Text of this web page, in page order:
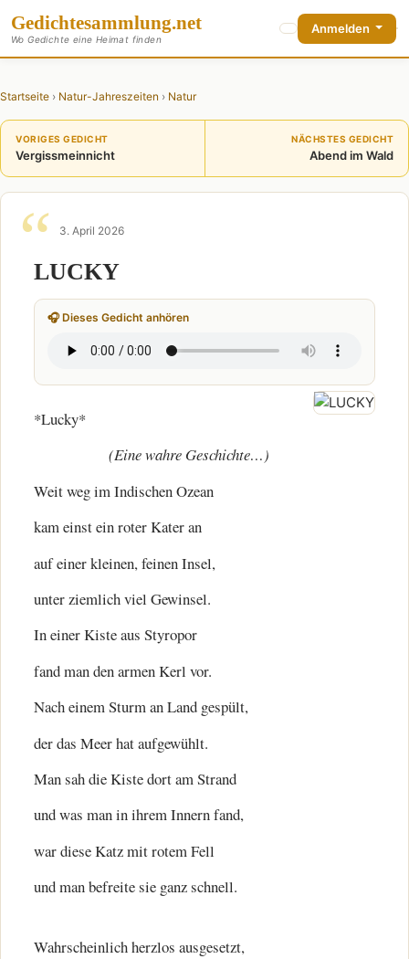
Gedichtesammlung.net
Wo Gedichte eine Heimat finden
Anmelden
Startseite › Natur-Jahreszeiten › Natur
VORIGES GEDICHT
Vergissmeinnicht
NÄCHSTES GEDICHT
Abend im Wald
3. April 2026
LUCKY
🎧 Dieses Gedicht anhören
*Lucky*
(Eine wahre Geschichte…)
Weit weg im Indischen Ozean
kam einst ein roter Kater an
auf einer kleinen, feinen Insel,
unter ziemlich viel Gewinsel.
In einer Kiste aus Styropor
fand man den armen Kerl vor.
Nach einem Sturm an Land gespült,
der das Meer hat aufgewühlt.
Man sah die Kiste dort am Strand
und was man in ihrem Innern fand,
war diese Katz mit rotem Fell
und man befreite sie ganz schnell.
Wahrscheinlich herzlos ausgesetzt,